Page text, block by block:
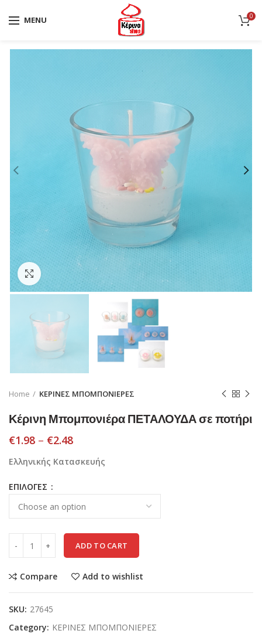
MENU 0
Click to enlarge
Home ΚΕΡΙΝΕΣ ΜΠΟΜΠΟΝΙΕΡΕΣ
Κέρινη Μπομπονιέρα ΠΕΤΑΛΟΥΔΑ σε ποτήρι
€1.98 – €2.48
Ελληνικής Κατασκευής
ΕΠΙΛΟΓΕΣ
ADD TO CART
Compare Add to wishlist
SKU: 27645
Category: ΚΕΡΙΝΕΣ ΜΠΟΜΠΟΝΙΕΡΕΣ